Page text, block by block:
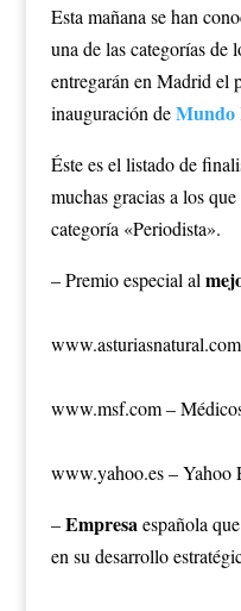
Esta mañana se han
una de las categorías de
entregarán en Madrid el
inauguración deMundo
Éste es el listado de
muchas gracias a los
categoría «Periodista».
– Premio especial al
www.msf.com –
www.yahoo.es – Yahoo
–Empresa española
en su desarrollo